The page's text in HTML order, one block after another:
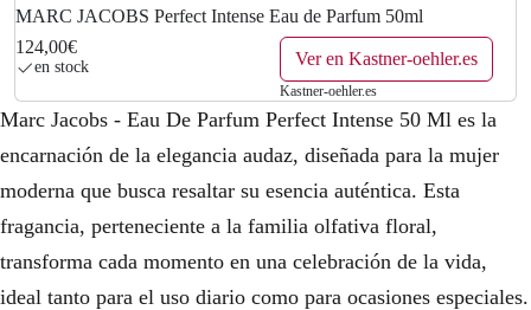
MARC JACOBS Perfect Intense Eau de Parfum 50ml
124,00€
en stock Ver en Kastner-oehler.es
Kastner-oehler.es
Marc Jacobs - Eau De Parfum Perfect Intense 50 Ml es la
encarnación de la elegancia audaz, diseñada para la mujer
moderna que busca resaltar su esencia auténtica. Esta
fragancia, perteneciente a la familia olfativa floral,
transforma cada momento en una celebración de la vida,
ideal tanto para el uso diario como para ocasiones especiales.